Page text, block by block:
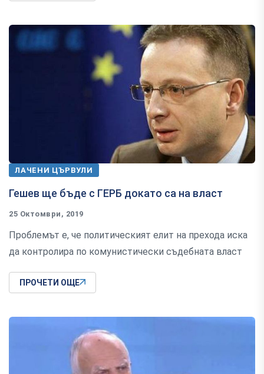
ЛАЧЕНИ ЦЪРВУЛИ
Гешев ще бъде с ГЕРБ докато са на власт
25 Октомври, 2019
Проблемът е, че политическият елит на прехода иска
да контролира по комунистически съдебната власт
ПРОЧЕТИ ОЩЕ